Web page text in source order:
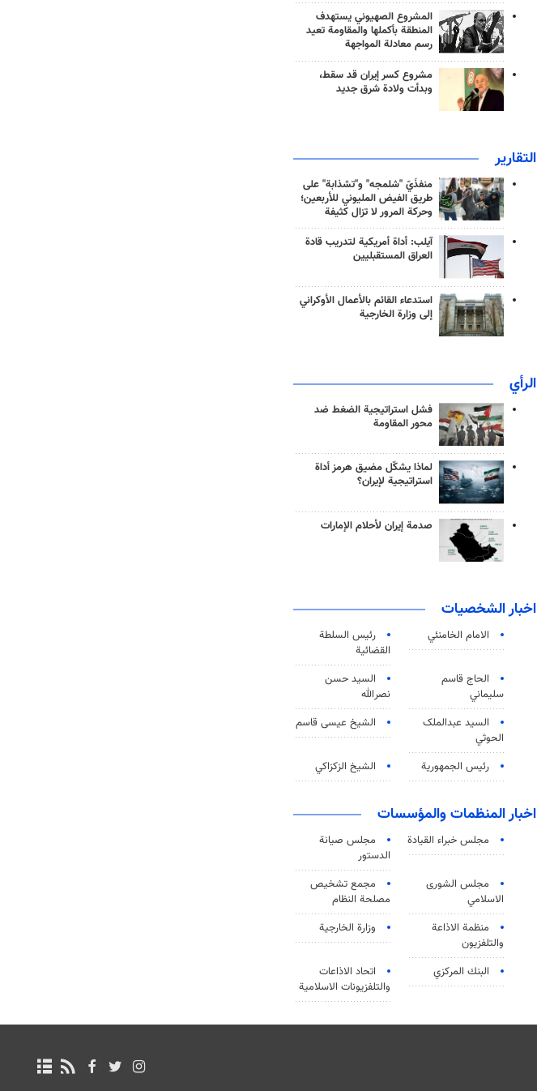
المشروع الصهيوني يستهدف
المنطقة بأكملها والمقاومة تعيد
رسم معادلة المواجهة
مشروع كسر إيران قد سقط،
وبدأت ولادة شرق جديد
التقارير
منفذَيّ "شلمجه" و"تشذابة" على
طريق الفيض المليوني للأربعين؛
وحركة المرور لا تزال كثيفة
آيلب: أداة أمريكية لتدريب قادة
العراق المستقبليين
استدعاء القائم بالأعمال الأوكراني
إلى وزارة الخارجية
الرأي
فشل استراتيجية الضغط ضد
محور المقاومة
لماذا يشكّل مضيق هرمز أداة
استراتيجية لإيران؟
صدمة إيران لأحلام الإمارات
اخبار الشخصيات
الامام الخامنئي
رئیس السلطة
القضائیة
الحاج قاسم
سليماني
السيد حسن
نصرالله
السید عبدالملک
الحوثي
الشيخ عيسى قاسم
رئيس الجمهورية الشيخ الزكزاكي
اخبار المنظمات والمؤسسات
مجلس خبراء القيادة
مجلس صيانة
الدستور
مجلس الشورى
الاسلامي
مجمع تشخيص
مصلحة النظام
منظمة الاذاعة
والتلفزیون
وزارة الخارجية
البنك المركزي
اتحاد الاذاعات
والتلفزيونات الاسلامية